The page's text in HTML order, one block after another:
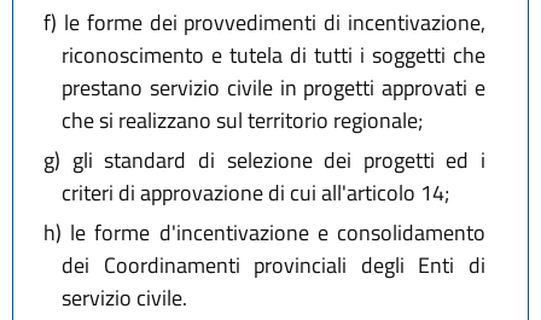
f) le forme dei provvedimenti di incentivazione,
riconoscimento e tutela di tutti i soggetti che
prestano servizio civile in progetti approvati e
che si realizzano sul territorio regionale;
g) gli standard di selezione dei progetti ed i
criteri di approvazione di cui all'articolo 14;
h) le forme d'incentivazione e consolidamento
dei Coordinamenti provinciali degli Enti di
servizio civile.